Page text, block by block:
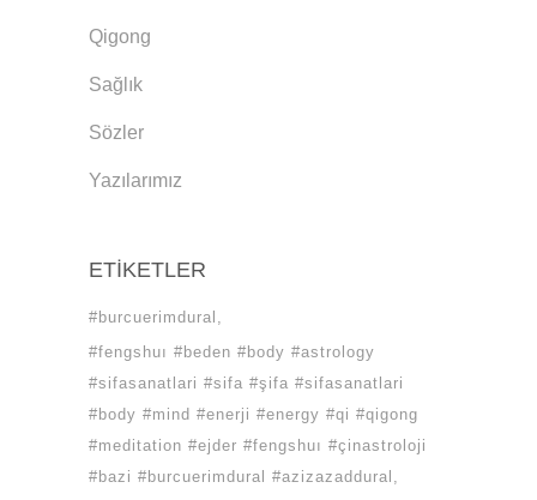
Qigong
Sağlık
Sözler
Yazılarımız
ETIKETLER
#burcuerimdural
#fengshuı #beden #body #astrology
#sifasanatlari #sifa #şifa #sifasanatlari
#body #mind #enerji #energy #qi #qigong
#meditation #ejder #fengshuı #çinastroloji
#bazi #burcuerimdural #azizazaddural